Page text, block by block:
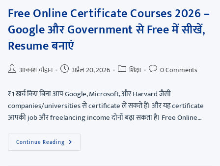
Free Online Certificate Courses 2026 –
Google और Government से Free में सीखें,
Resume बनाएं
आकाश चौहान अप्रैल 20, 2026 शिक्षा 0 Comments
₹1 खर्च किए बिना आप Google, Microsoft, और Harvard जैसी
companies/universities से certificate ले सकते हैं। और यह certificate
आपकी job और freelancing income दोनों बढ़ा सकता है। Free Online…
Continue Reading